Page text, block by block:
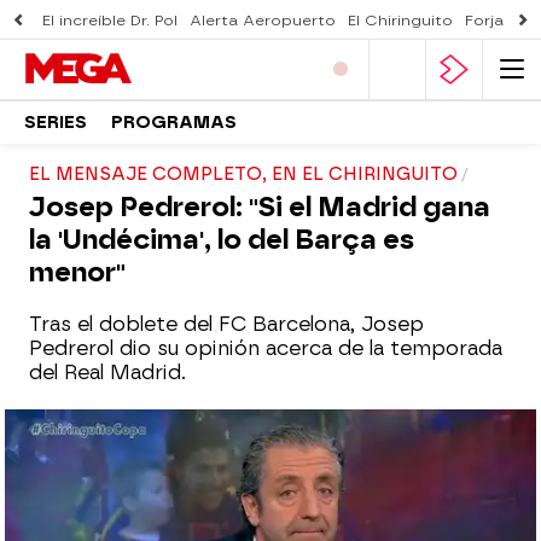
El increíble Dr. Pol Alerta Aeropuerto El Chiringuito Forjado
SERIES PROGRAMAS
EL MENSAJE COMPLETO, EN EL CHIRINGUITO
Josep Pedrerol: "Si el Madrid gana
la 'Undécima', lo del Barça es
menor"
Tras el doblete del FC Barcelona, Josep
Pedrerol dio su opinión acerca de la temporada
del Real Madrid.